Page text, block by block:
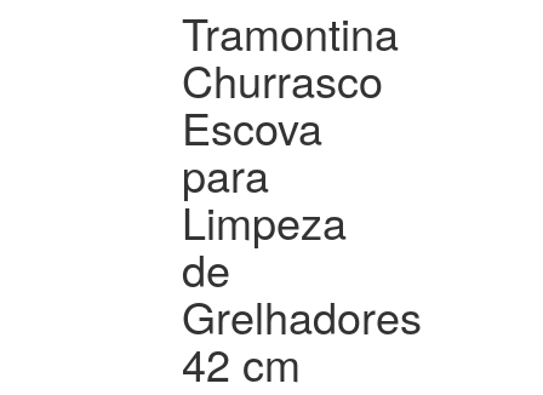
Tramontina
Churrasco
Escova
para
Limpeza
de
Grelhadores
42 cm